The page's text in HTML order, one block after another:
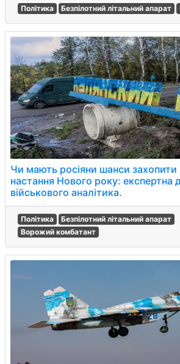
Політика Безпілотний літальний апарат
Чи мають росіяни шанси захопити
настання Нового року: експертна
військового аналітика.
Політика
Безпілотний літальний апарат
Ворожий комбатант